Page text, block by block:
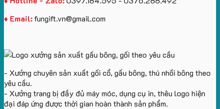
♦ Email:fungift.vn@gmail.com
- Xưởng chuyên sản xuất gối cổ, gấu bông, thú nhồi bông theo
yêu cầu.
- Xưởng trang bị đầy đủ máy móc, dụng cụ in, thêu logo hiện
đại đáp ứng được thời gian hoàn thành sản phẩm.